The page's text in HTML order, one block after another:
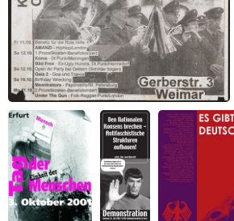
Benefizkonzert "Anti-Einheits-Demo Jena"